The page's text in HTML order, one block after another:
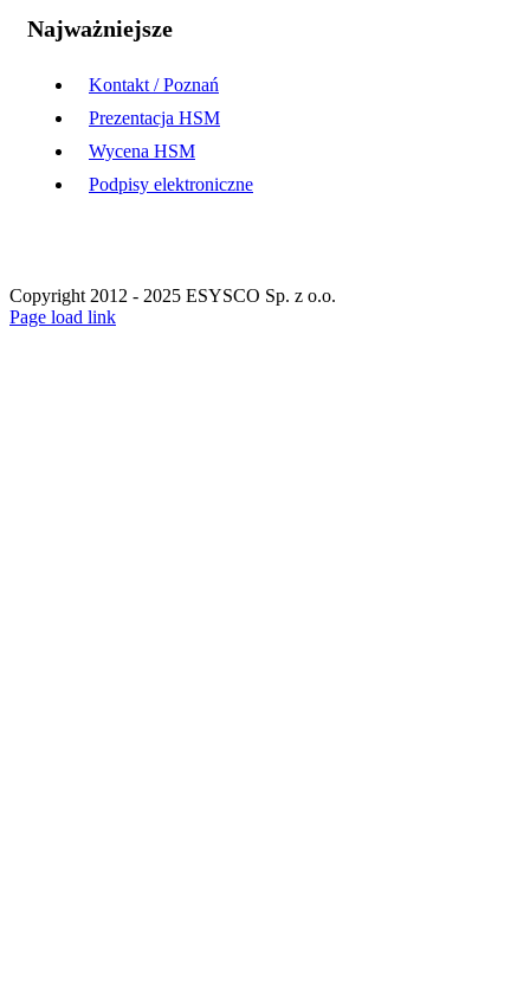
Najważniejsze
Kontakt / Poznań
Prezentacja HSM
Wycena HSM
Podpisy elektroniczne
Copyright 2012 - 2025 ESYSCO Sp. z o.o.
Facebook
X
Instagram
Pinterest
Page load link